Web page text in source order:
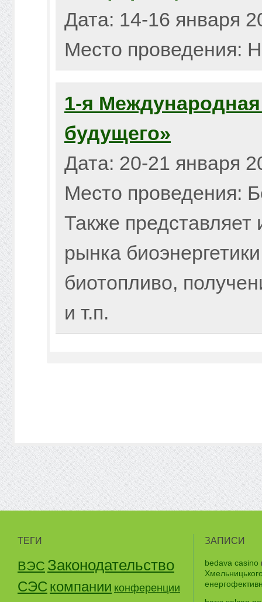
Дата: 14-16 января
Место проведения:
1-я
будущего»
Дата: 20-21 января
Место проведения:
Также представляет
рынка
биотопливо,
и т.п.
ТЕГИ
ВЭС Законодательство
СЭС компании конференции
ЗАПИСИ
bedava casino